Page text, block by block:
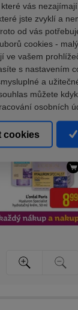
vás
jste zvyklí a
od vás
cookies -
ve vašem
s nastavením
a
můžete
osobních
cookies